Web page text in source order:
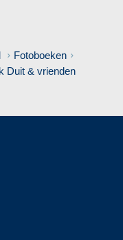
Fotoboeken
Duit & vrienden